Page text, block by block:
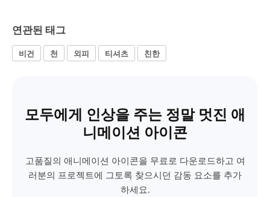
연관된 태그
비건 천 외피 티셔츠 친한
모두에게 인상을 주는 정말 멋진 애
니메이션 아이콘
고품질의 애니메이션 아이콘을 무료로 다운로드하고 여
러분의 프로젝트에 그토록 찾으시던 감동 요소를 추가
하세요.